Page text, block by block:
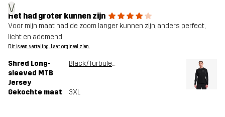
V
Het had groter kunnen zijn
Voor mijn maat had de zoom langer kunnen zijn, anders perfect,
licht en ademend
Dit is een vertaling. Laat orgineel zien.
Shred Long-
sleeved MTB
Jersey
Black/Turbulence Blue
Gekochte maat 3XL